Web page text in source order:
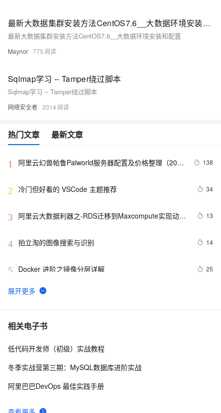
最新大数据集群安装方法CentOS7.6__大数据环境安装和配置
最新大数据集群安装方法CentOS7.6__大数据环境安装和配置
Maynor 775
Sqlmap学习 -- Tamper绕过脚本
Sqlmap学习 -- Tamper绕过脚本
网络安全者 2014
热门文章 最新文章
1
阿里云幻兽帕鲁Palworld服务器配置及价格整理（2024
138
2 冷门但好看的 VSCode 主题推荐 34
3
阿里云大数据利器之-RDS迁移到Maxcompute实现动态
13
4 拍立淘的图像搜索与识别 14
5 Docker 进阶之镜像分层详解 25
6 GET 请求和 POST 请求的安全性有何区别？
7 hdu 3015 Disharmony Trees
8 perl--CGI编程之Apache服务器安装配置
相关电子书
低代码开发师（初级）实战教程
冬季实战营第三期：MySQL数据库进阶实战
阿里巴巴DevOps 最佳实践手册